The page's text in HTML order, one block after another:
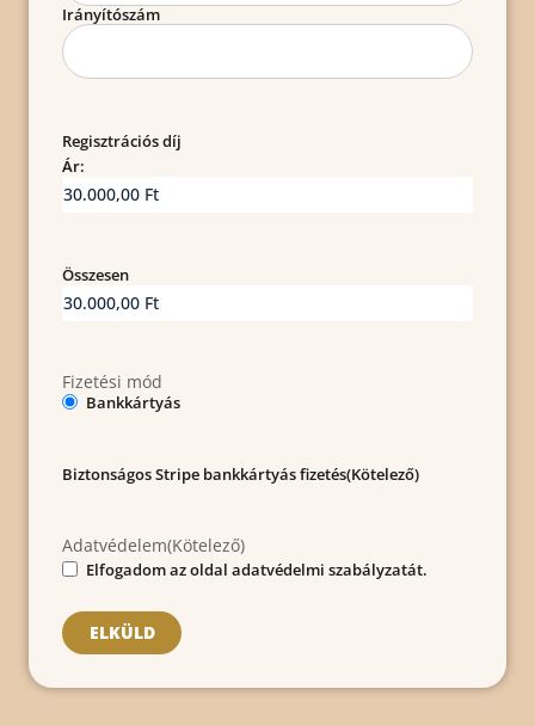
Irányítószám
Regisztrációs díj
Ár:
Összesen
Fizetési mód
Bankkártyás
Biztonságos Stripe bankkártyás fizetés(Kötelező)
Adatvédelem(Kötelező)
Elfogadom az oldal adatvédelmi szabályzatát.